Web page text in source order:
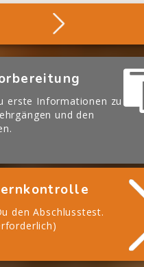
Stöbern
erste Informationen zu
und den
den Abschlusstest.